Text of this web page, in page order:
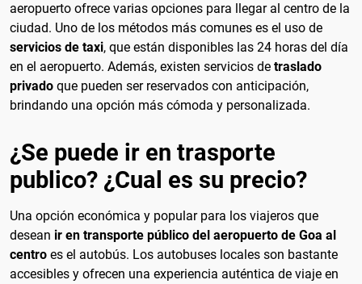
aeropuerto ofrece varias opciones para llegar al centro de la
ciudad. Uno de los métodos más comunes es el uso de
servicios de taxi, que están disponibles las 24 horas del día
en el aeropuerto. Además, existen servicios de traslado
privado que pueden ser reservados con anticipación,
brindando una opción más cómoda y personalizada.
¿Se puede ir en trasporte
publico? ¿Cual es su precio?
Una opción económica y popular para los viajeros que
desean ir en transporte público del aeropuerto de Goa al
centro es el autobús. Los autobuses locales son bastante
accesibles y ofrecen una experiencia auténtica de viaje en